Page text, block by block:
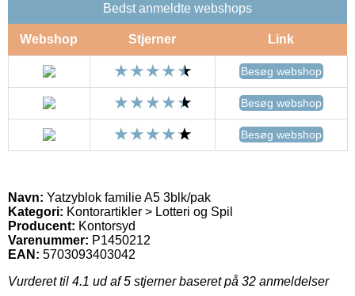
Bedst anmeldte webshops
Webshop Stjerner Link
Besøg webshop
Besøg webshop
Besøg webshop
Navn: Yatzyblok familie A5 3blk/pak
Kategori: Kontorartikler > Lotteri og Spil
Producent: Kontorsyd
Varenummer: P1450212
EAN: 5703093403042
Vurderet til 4.1 ud af 5 stjerner baseret på 32 anmeldelser